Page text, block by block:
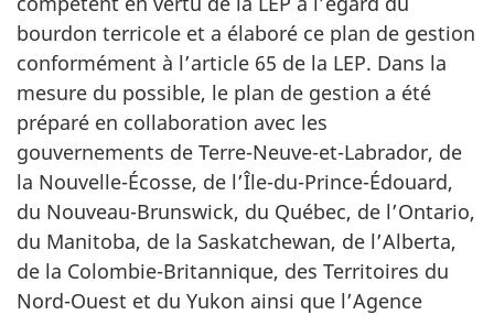
bourdon terricole et a élaboré ce plan de gestion
conformément à l’article 65 de la LEP. Dans la
mesure du possible, le plan de gestion a été
préparé en collaboration avec les
gouvernements de Terre-Neuve-et-Labrador, de
la Nouvelle-Écosse, de l’Île-du-Prince-Édouard,
du Nouveau-Brunswick, du Québec, de l’Ontario,
du Manitoba, de la Saskatchewan, de l’Alberta,
de la Colombie-Britannique, des Territoires du
Nord-Ouest et du Yukon ainsi que l’Agence